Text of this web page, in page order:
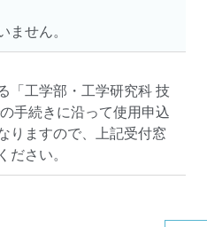
ません。
「工学部・工学研究科 技
手続きに沿って使用申込
りますので、上記受付窓
ださい。